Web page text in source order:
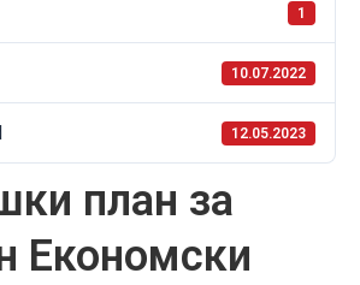
1
10.07.2022
12.05.2023
план за
Економски